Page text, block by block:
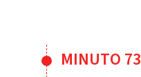
MINUTO 73